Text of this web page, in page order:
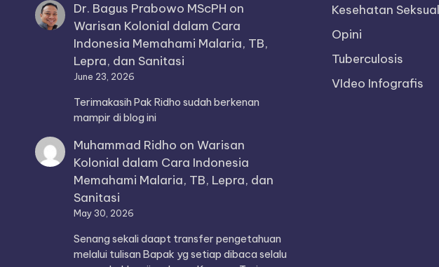
Dr. Bagus Prabowo MScPH on
Warisan Kolonial dalam Cara
Indonesia Memahami Malaria, TB,
Lepra, dan Sanitasi
June 23, 2026
Terimakasih Pak Ridho sudah berkenan
mampir di blog ini
Muhammad Ridho onWarisan
Kolonial dalam Cara Indonesia
Memahami Malaria, TB, Lepra, dan
Sanitasi
May 30, 2026
Senang sekali daapt transfer pengetahuan
melalui tulisan Bapak yg setiap dibaca selalu
Kesehatan Seksual
Opini
Tuberculosis
VIdeo Infografis